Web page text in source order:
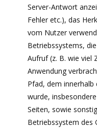
Server-Antwort
Fehler etc.), das
vom Nutzer
Betriebssystems,
Aufruf (z. B. wie viel
Anwendung
Pfad, dem
wurde,
Seiten, sowie
Betriebssystem des